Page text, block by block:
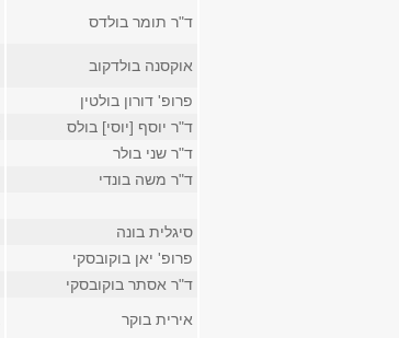
ד"ר תומר בולדס
אוקסנה בולדקוב
פרופ' דורון בולטין
ד"ר יוסף [יוסי] בולס
ד"ר שני בולר
ד"ר משה בונדי
סיגלית בונה
פרופ' יאן בוקובסקי
ד"ר אסתר בוקובסקי
אירית בוקר